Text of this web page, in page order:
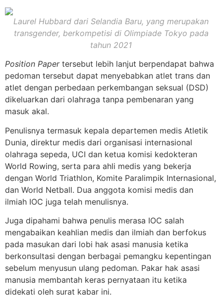
Laurel Hubbard dari Selandia Baru, yang merupakan
transgender, berkompetisi di Olimpiade Tokyo pada
tahun 2021
Position Papertersebut lebih lanjut berpendapat bahwa
pedoman tersebut dapat menyebabkan atlet trans dan
atlet dengan perbedaan perkembangan seksual (DSD)
dikeluarkan dari olahraga tanpa pembenaran yang
masuk akal.
Penulisnya termasuk kepala departemen medis Atletik
Dunia, direktur medis dari organisasi internasional
olahraga sepeda, UCI dan ketua komisi kedokteran
World Rowing, serta para ahli medis yang bekerja
dengan World Triathlon, Komite Paralimpik Internasional,
dan World Netball. Dua anggota komisi medis dan
ilmiah IOC juga telah menulisnya.
Juga dipahami bahwa penulis merasa IOC salah
mengabaikan keahlian medis dan ilmiah dan berfokus
pada masukan dari lobi hak asasi manusia ketika
berkonsultasi dengan berbagai pemangku kepentingan
sebelum menyusun ulang pedoman. Pakar hak asasi
manusia membantah keras pernyataan itu ketika
didekati oleh surat kabar ini.